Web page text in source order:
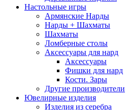
Настольные игры
Армянские Нарды
Нарды + Шахматы
Шахматы
Ломберные столы
Аксессуары для нард
Аксессуары
Фишки для нард
Кости. Зары
Другие производители
Ювелирные изделия
Изделия из серебра